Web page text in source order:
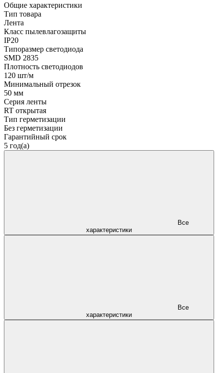
Общие характеристики
Тип товара
Лента
Класс пылевлагозащиты
IP20
Типоразмер светодиода
SMD 2835
Плотность светодиодов
120 шт/м
Минимальный отрезок
50 мм
Серия ленты
RT открытая
Тип герметизации
Без герметизации
Гарантийный срок
5 год(а)
характеристики
характеристики